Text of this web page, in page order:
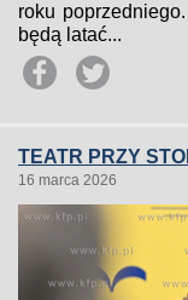
roku
będą latać...
TEATR PRZY
16 marca 2026